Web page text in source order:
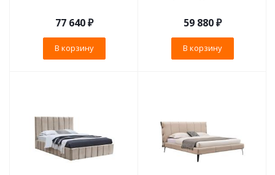
77 640₽
В корзину
59 880₽
В корзину